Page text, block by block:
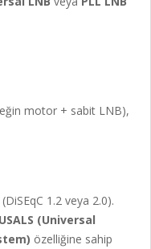
motor + sabit LNB),
(DiSEqC 1.2 veya 2.0).
USALS (Universal
özelliğine sahip